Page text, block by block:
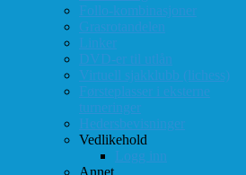
Follo-kombinasjoner
Grasrotandelen
Linker
DVD-er til utlån
Virtuell sjakklubb (lichess)
Førsteplasser i eksterne
turneringer
Hedersbevisninger
Vedlikehold
Logg inn
Annet